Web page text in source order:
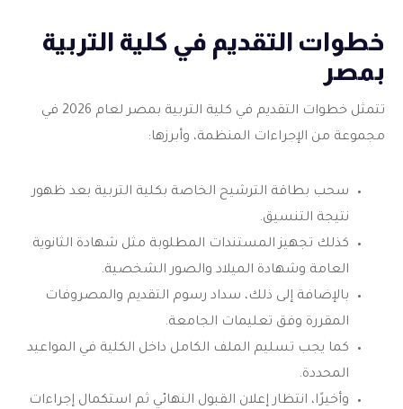
خطوات التقديم في كلية التربية
بمصر
تتمثل خطوات التقديم في كلية التربية بمصر لعام 2026 في
مجموعة من الإجراءات المنظمة، وأبرزها:
سحب بطاقة الترشيح الخاصة بكلية التربية بعد ظهور
نتيجة التنسيق.
كذلك تجهيز المستندات المطلوبة مثل شهادة الثانوية
العامة وشهادة الميلاد والصور الشخصية.
بالإضافة إلى ذلك، سداد رسوم التقديم والمصروفات
المقررة وفق تعليمات الجامعة.
كما يجب تسليم الملف الكامل داخل الكلية في المواعيد
المحددة.
وأخيرًا، انتظار إعلان القبول النهائي ثم استكمال إجراءات